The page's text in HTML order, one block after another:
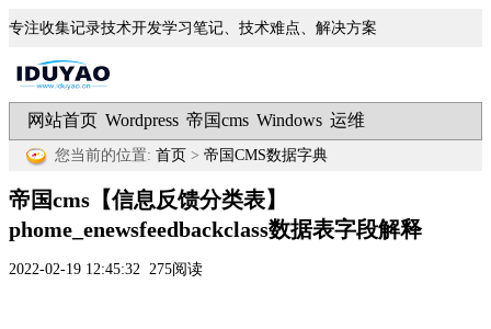
专注收集记录技术开发学习笔记、技术难点、解决方案
网站首页 Wordpress 帝国cms Windows 运维
您当前的位置: 首页 > 帝国CMS数据字典
帝国cms【信息反馈分类表】
phome_enewsfeedbackclass数据表字段解释
2022-02-19 12:45:32 275阅读